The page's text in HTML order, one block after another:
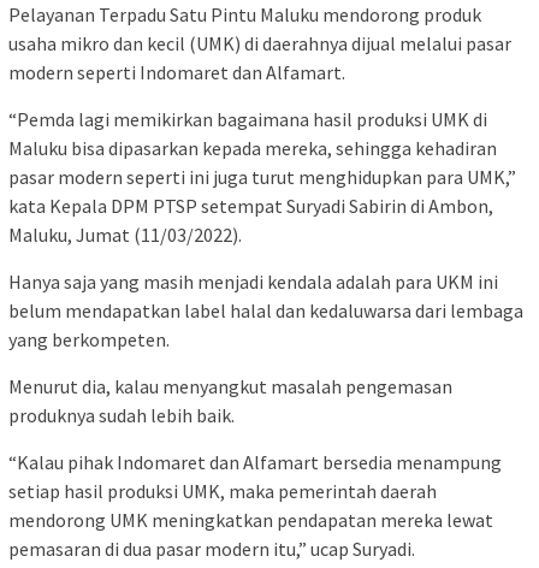
Pelayanan Terpadu Satu Pintu Maluku mendorong produk
usaha mikro dan kecil (UMK) di daerahnya dijual melalui pasar
modern seperti Indomaret dan Alfamart.
“Pemda lagi memikirkan bagaimana hasil produksi UMK di
Maluku bisa dipasarkan kepada mereka, sehingga kehadiran
pasar modern seperti ini juga turut menghidupkan para UMK,”
kata Kepala DPM PTSP setempat Suryadi Sabirin di Ambon,
Maluku, Jumat (11/03/2022).
Hanya saja yang masih menjadi kendala adalah para UKM ini
belum mendapatkan label halal dan kedaluwarsa dari lembaga
yang berkompeten.
Menurut dia, kalau menyangkut masalah pengemasan
produknya sudah lebih baik.
“Kalau pihak Indomaret dan Alfamart bersedia menampung
setiap hasil produksi UMK, maka pemerintah daerah
mendorong UMK meningkatkan pendapatan mereka lewat
pemasaran di dua pasar modern itu,” ucap Suryadi.